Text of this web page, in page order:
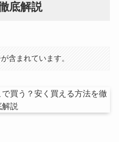
底解説
含まれています。